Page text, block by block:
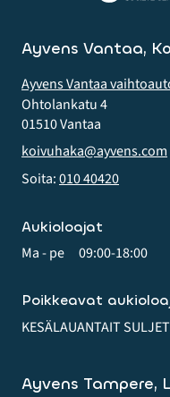
Ayvens Vantaa,
Ayvens Vantaa
Ohtolankatu 4
01510 Vantaa
koivuhaka@ayvens.com
Soita:010 40420
Aukioloajat
Ma - pe 09:00-18:00
Poikkeavat
KESÄLAUANTAIT
Ayvens